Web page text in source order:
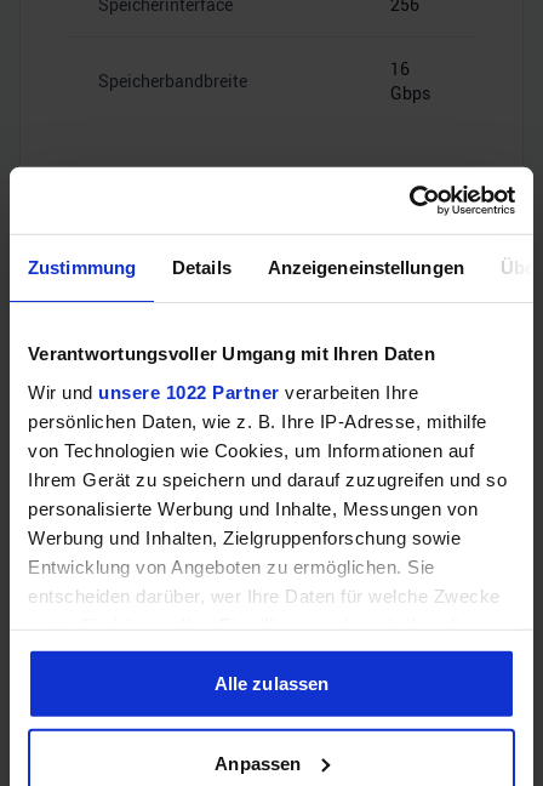
Zustimmung Details Anzeigeneinstellungen
Verantwortungsvoller Umgang mit Ihren Daten
Wir und unsere 1022 Partner verarbeiten Ihre
persönlichen Daten, wie z. B. Ihre IP-Adresse, mithilfe
von Technologien wie Cookies, um Informationen auf
Ihrem Gerät zu speichern und darauf zuzugreifen und so
personalisierte Werbung und Inhalte, Messungen von
Werbung und Inhalten, Zielgruppenforschung sowie
Entwicklung von Angeboten zu ermöglichen. Sie
entscheiden darüber, wer Ihre Daten für welche Zwecke
Cookie-Erklärung oder durch Klicken auf das Privacy
Trigger Symbol ändern oder widerrufen
Informationen über Ihre geografische Lage erfassen,
Alle zulassen
Anpassen
Speicherbandbreite
16
Gbps
Videoanschlüsse
HDMI
1x HDMI
DisplayPort
DisplayPort
1.4a
Encoding